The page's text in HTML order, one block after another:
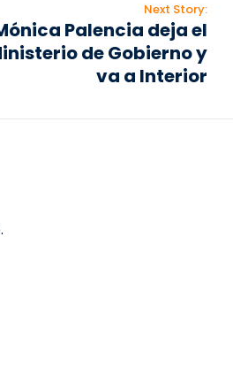
Next Story:
Palencia deja el
de Gobierno y
va a Interior